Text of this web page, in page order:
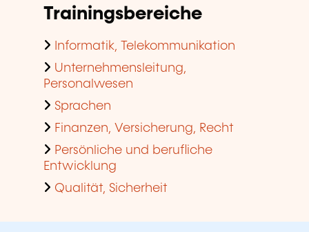
Trainingsbereiche
Informatik, Telekommunikation
Unternehmensleitung,
Personalwesen
Sprachen
Finanzen, Versicherung, Recht
Persönliche und berufliche
Entwicklung
Qualität, Sicherheit